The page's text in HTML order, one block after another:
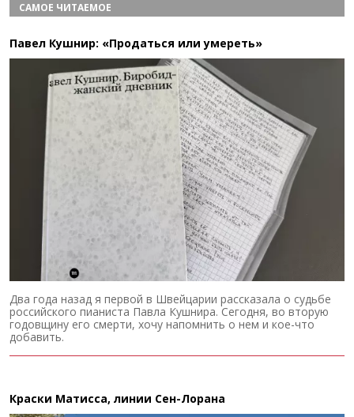
САМОЕ ЧИТАЕМОЕ
Павел Кушнир: «Продаться или умереть»
Два года назад я первой в Швейцарии рассказала о судьбе
российского пианиста Павла Кушнира. Сегодня, во вторую
годовщину его смерти, хочу напомнить о нем и кое-что
добавить.
Краски Матисса, линии Сен-Лорана